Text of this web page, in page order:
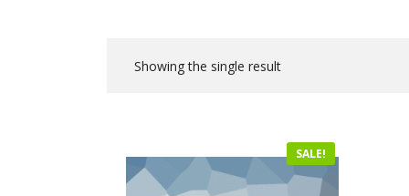
Showing the single result
SALE!